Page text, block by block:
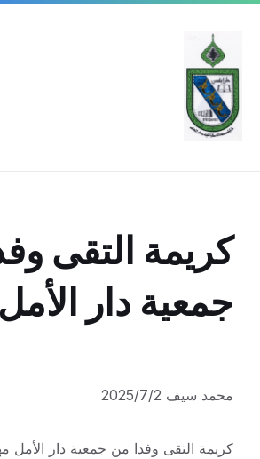
Skip
content
Skip
navigation
Skip
كريمة التقى
جمعية دار
محمد سيف 2025/7/2
كريمة التقى وفدا من جمعية دار الأمل